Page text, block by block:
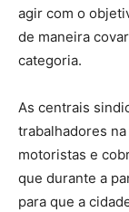
agir com o
de maneira
categoria.
As centrais
trabalhadores
motoristas e
que durante a
para que a